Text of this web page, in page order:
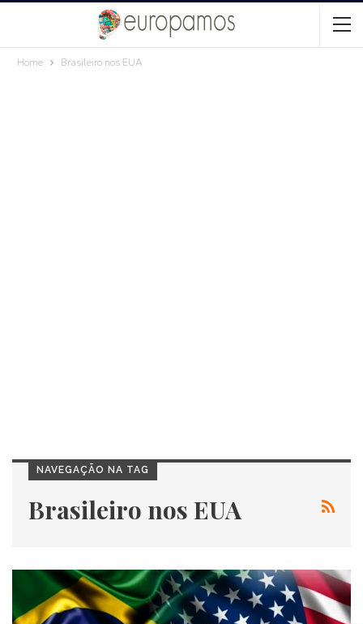
Home Brasileiro nos EUA
NAVEGAÇÃO NA TAG
Brasileiro nos EUA